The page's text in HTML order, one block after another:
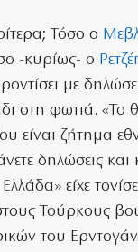
Τόσο ο
-κυρίως- ο
με
στη φωτιά. «Το
είναι ζήτημα
δηλώσεις και
είχε
Τούρκους
του Ερντογάν.